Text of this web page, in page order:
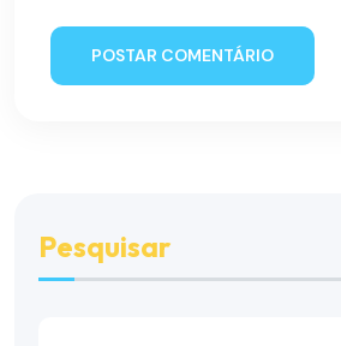
POSTAR COMENTÁRIO
Pesquisar